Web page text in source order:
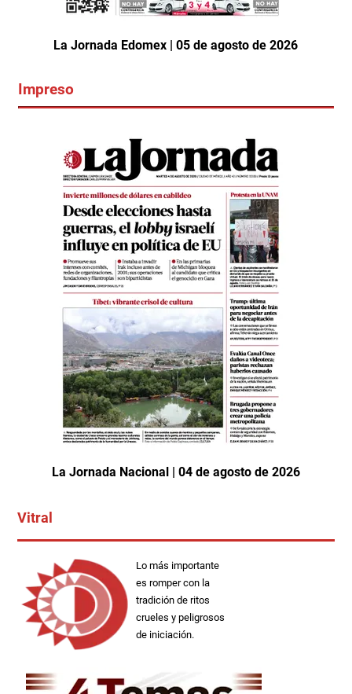
La Jornada Edomex | 05 de agosto de 2026
Impreso
La Jornada Nacional | 04 de agosto de 2026
Vitral
Lo más importante
es romper con la
tradición de ritos
crueles y peligrosos
de iniciación.